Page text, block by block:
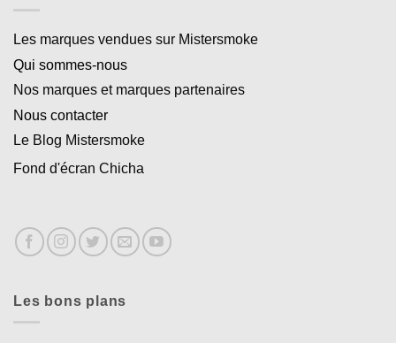
Les marques vendues sur Mistersmoke
Qui sommes-nous
Nos marques et marques partenaires
Nous contacter
Le Blog Mistersmoke
Fond d'écran Chicha
Les bons plans